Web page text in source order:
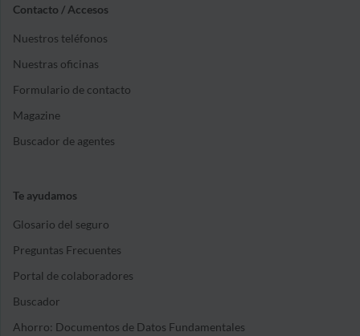
Contacto / Accesos
Nuestros teléfonos
Nuestras oficinas
Formulario de contacto
Magazine
Buscador de agentes
Te ayudamos
Glosario del seguro
Preguntas Frecuentes
Portal de colaboradores
Buscador
Ahorro: Documentos de Datos Fundamentales